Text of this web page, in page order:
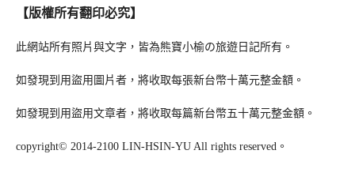
【版權所有翻印必究】
此網站所有照片與文字，皆為熊寶小榆の旅遊日記所有。
如發現到用盜用圖片者，將收取每張新台幣十萬元整金額。
如發現到用盜用文章者，將收取每篇新台幣五十萬元整金額。
copyright© 2014-2100 LIN-HSIN-YU All rights reserved。